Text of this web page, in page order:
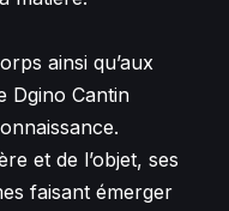
ainsi qu’aux
Dgino Cantin
et de l’objet, ses
faisant émerger